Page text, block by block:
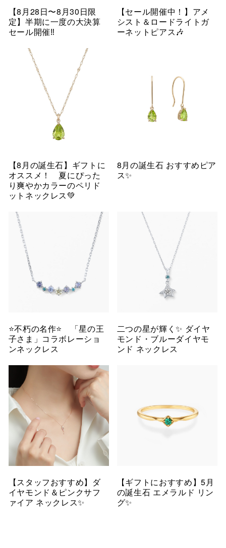
【8月28日〜8月30日限
定】半期に一度の大決算
セール開催‼︎
【セール開催中！】アメ
シスト＆ロードライトガ
ーネットピアス🎶
【8月の誕生石】ギフトに
オススメ！ 夏にぴった
り爽やかカラーのペリド
ットネックレス💚
8月の誕生石 おすすめピア
ス✨
⭐️不朽の名作⭐️ 「星の王
子さま」コラボレーショ
ンネックレス
二つの星が輝く✨ ダイヤ
モンド・ブルーダイヤモ
ンド ネックレス
【スタッフおすすめ】ダ
イヤモンド＆ピンクサフ
ァイア ネックレス✨
【ギフトにおすすめ】5月
の誕生石 エメラルド リン
グ✨